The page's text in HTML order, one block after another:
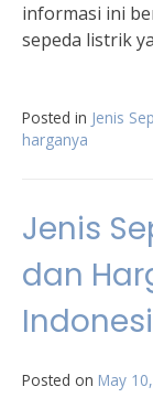
informasi ini
sepeda listrik
Posted in Jenis
harganya
Jenis
dan
Posted on May